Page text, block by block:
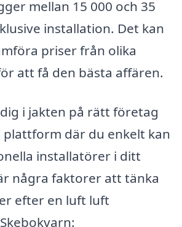
mellan 15 000 och 35
installation. Det kan
priser från olika
att få den bästa affären.
i jakten på rätt företag
plattform där du enkelt kan
installatörer i ditt
några faktorer att tänka
efter en luft luft